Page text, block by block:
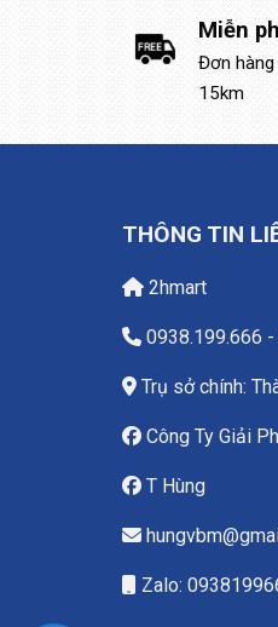
Miễn
Đơn
15km
THÔNG TIN
2hmart
0938.199.666 -
Trụ sở chính:
Công Ty Giải
T Hùng
Zalo: